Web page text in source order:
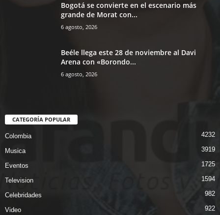
Bogotá se convierte en el escenario más
grande de Morat con...
6 agosto, 2026
Beéle llega este 28 de noviembre al Davi
Arena con «Borondo...
6 agosto, 2026
CATEGORÍA POPULAR
Colombia 4232
Musica 3919
Eventos 1725
Television 1594
Celebridades 982
Video 922